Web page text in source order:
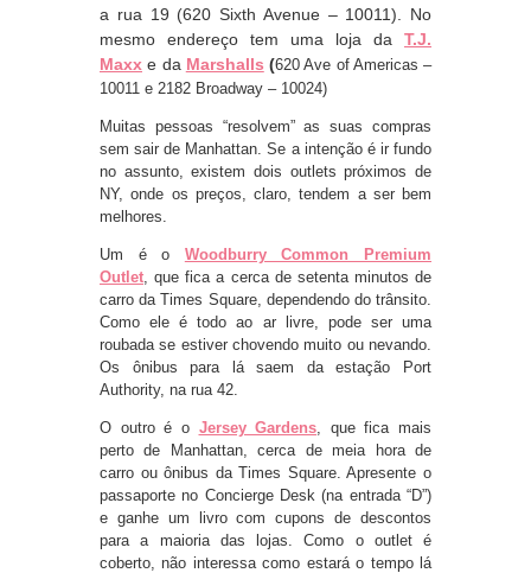
a rua 19 (620 Sixth Avenue – 10011). No
mesmo endereço tem uma loja da T.J.
Maxx e da Marshalls (620 Ave of Americas –
10011 e 2182 Broadway – 10024)
Muitas pessoas “resolvem” as suas compras
sem sair de Manhattan. Se a intenção é ir fundo
no assunto, existem dois outlets próximos de
NY, onde os preços, claro, tendem a ser bem
melhores.
Um é o Woodburry Common Premium
Outlet , que fica a cerca de setenta minutos de
carro da Times Square, dependendo do trânsito.
Como ele é todo ao ar livre, pode ser uma
roubada se estiver chovendo muito ou nevando.
Os ônibus para lá saem da estação Port
Authority, na rua 42.
O outro é o Jersey Gardens , que fica mais
perto de Manhattan, cerca de meia hora de
carro ou ônibus da Times Square. Apresente o
passaporte no Concierge Desk (na entrada “D”)
e ganhe um livro com cupons de descontos
para a maioria das lojas. Como o outlet é
coberto, não interessa como estará o tempo lá